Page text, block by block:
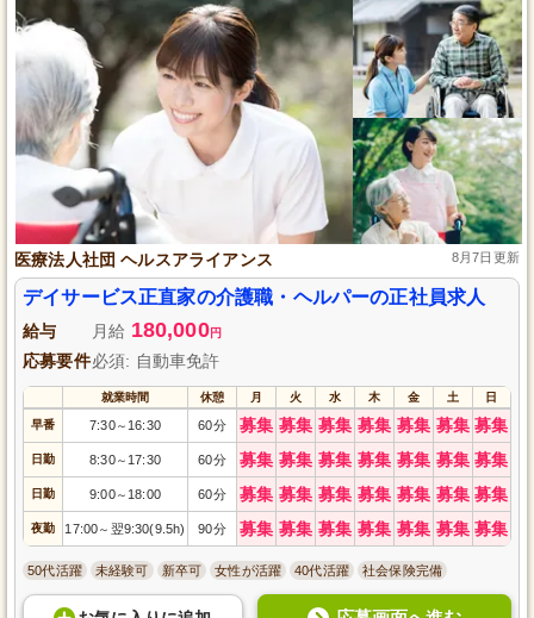
医療法人社団 ヘルスアライアンス 8月7日更新
デイサービス正直家の介護職・ヘルパーの正社員求人
給与 月給 180,000円
応募要件必須: 自動車免許
就業時間 休憩 月 火 水 木 金 土 日
早番 7:30～ 16:30 60分 募集 募集 募集 募集 募集 募集 募集
日勤 8:30～ 17:30 60分 募集 募集 募集 募集 募集 募集 募集
日勤 9:00～ 18:00 60分 募集 募集 募集 募集 募集 募集 募集
夜勤 17:00～ 翌9:30(9.5h) 90分 募集 募集 募集 募集 募集 募集 募集
50代活躍 未経験可 新卒可 女性が活躍 40代活躍 社会保険完備